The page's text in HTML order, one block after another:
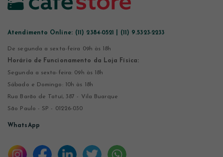
Atendimento Online: (11) 2384-0521 | (11) 9.5323-2233
De segunda a sexta-feira 09h às 18h
Horário de Funcionamento da Loja Física:
Segunda a sexta-feira: 09h às 18h
Sábado e Domingo: 10h às 18h
Rua Barão de Tatuí, 387 - Vila Buarque
São Paulo - SP - 01226-030
WhatsApp